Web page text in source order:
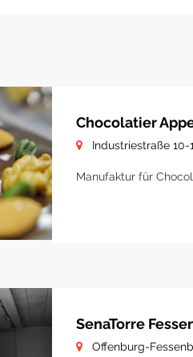
Chocolatier
Industriestraße 10-
Manufaktur für
SenaTorre
Offenburg-